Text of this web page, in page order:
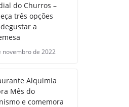
do Churros –
três opções
a
novembro de 2022
Alquimia
Mês do
e comemora